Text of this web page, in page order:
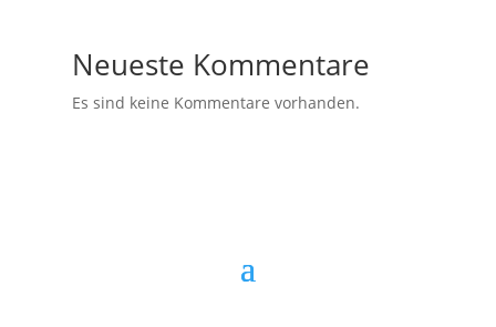
Neueste Kommentare
Es sind keine Kommentare vorhanden.